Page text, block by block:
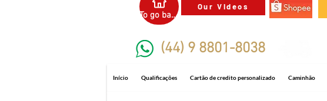
To go back
Our Videos
(44) 9 8801-8038
Início Qualificações Cartão de credito personalizado Caminhão